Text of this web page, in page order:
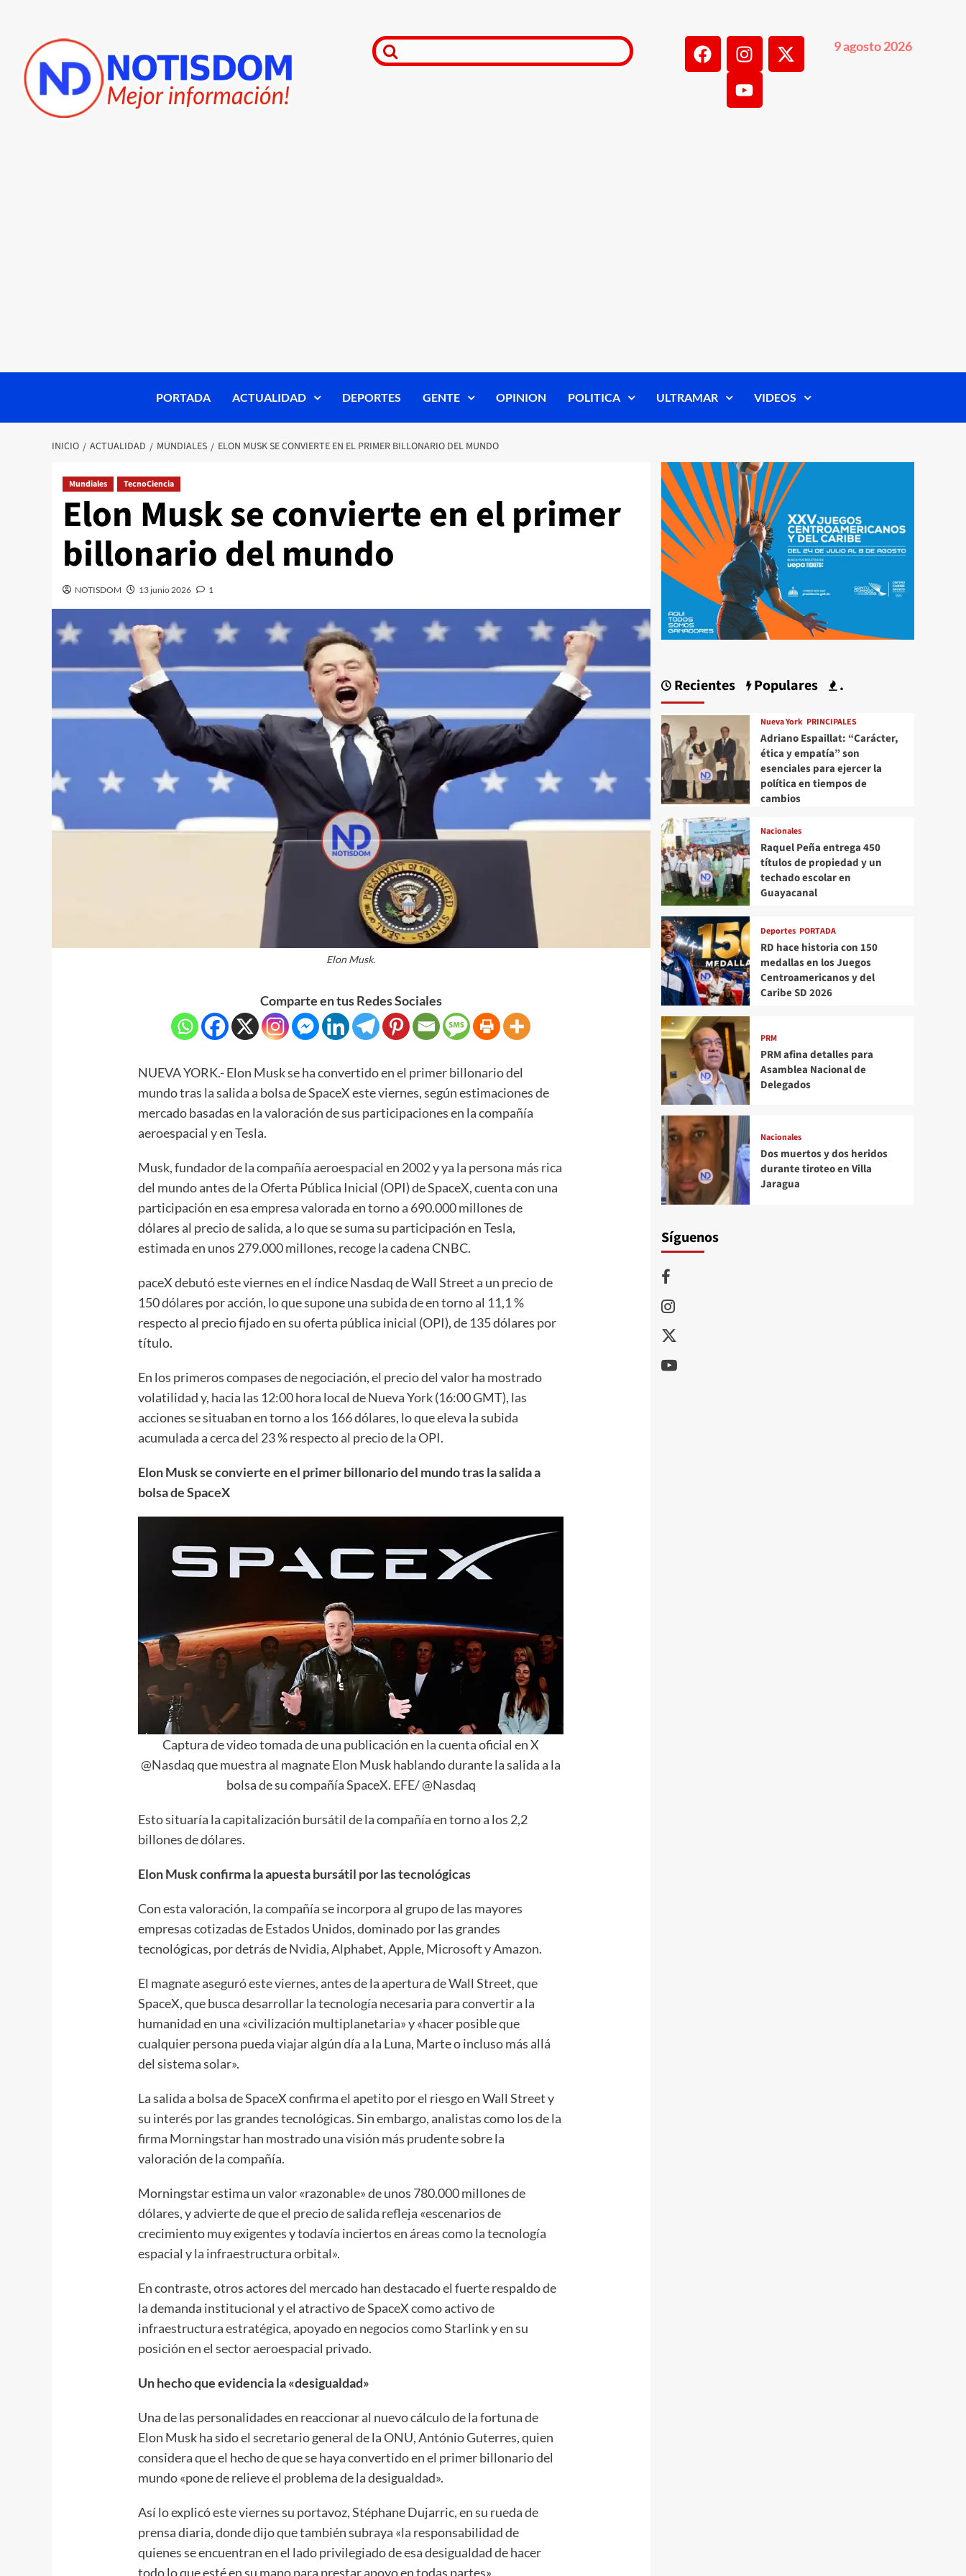
9 agosto 2026
PORTADA ACTUALIDAD DEPORTES GENTE OPINION POLITICA ULTRAMAR VIDEOS
INICIO ACTUALIDAD MUNDIALES ELON MUSK SE CONVIERTE EN EL PRIMER BILLONARIO DEL MUNDO
Mundiales TecnoCiencia
Elon Musk se convierte en el primer
billonario del mundo
NOTISDOM 13 junio 2026 1
Elon Musk.
Comparte en tus Redes Sociales
NUEVA YORK.- Elon Musk se ha convertido en el primer billonario del
mundo tras la salida a bolsa de SpaceX este viernes, según estimaciones de
mercado basadas en la valoración de sus participaciones en la compañía
aeroespacial y en Tesla.
Musk, fundador de la compañía aeroespacial en 2002 y ya la persona más rica
del mundo antes de la Oferta Pública Inicial (OPI) de SpaceX, cuenta con una
participación en esa empresa valorada en torno a 690.000 millones de
dólares al precio de salida, a lo que se suma su participación en Tesla,
estimada en unos 279.000 millones, recoge la cadena CNBC.
paceX debutó este viernes en el índice Nasdaq de Wall Street a un precio de
150 dólares por acción, lo que supone una subida de en torno al 11,1 %
respecto al precio fijado en su oferta pública inicial (OPI), de 135 dólares por
título.
En los primeros compases de negociación, el precio del valor ha mostrado
volatilidad y, hacia las 12:00 hora local de Nueva York (16:00 GMT), las
acciones se situaban en torno a los 166 dólares, lo que eleva la subida
acumulada a cerca del 23 % respecto al precio de la OPI.
Elon Musk se convierte en el primer billonario del mundo tras la salida a
bolsa de SpaceX
Captura de video tomada de una publicación en la cuenta oficial en X
@Nasdaq que muestra al magnate Elon Musk hablando durante la salida a la
bolsa de su compañía SpaceX. EFE/ @Nasdaq
Esto situaría la capitalización bursátil de la compañía en torno a los 2,2
billones de dólares.
Elon Musk confirma la apuesta bursátil por las tecnológicas
Con esta valoración, la compañía se incorpora al grupo de las mayores
empresas cotizadas de Estados Unidos, dominado por las grandes
tecnológicas, por detrás de Nvidia, Alphabet, Apple, Microsoft y Amazon.
El magnate aseguró este viernes, antes de la apertura de Wall Street, que
SpaceX, que busca desarrollar la tecnología necesaria para convertir a la
humanidad en una «civilización multiplanetaria» y «hacer posible que
cualquier persona pueda viajar algún día a la Luna, Marte o incluso más allá
del sistema solar».
La salida a bolsa de SpaceX confirma el apetito por el riesgo en Wall Street y
su interés por las grandes tecnológicas. Sin embargo, analistas como los de la
firma Morningstar han mostrado una visión más prudente sobre la
valoración de la compañía.
Morningstar estima un valor «razonable» de unos 780.000 millones de
dólares, y advierte de que el precio de salida refleja «escenarios de
crecimiento muy exigentes y todavía inciertos en áreas como la tecnología
espacial y la infraestructura orbital».
En contraste, otros actores del mercado han destacado el fuerte respaldo de
la demanda institucional y el atractivo de SpaceX como activo de
infraestructura estratégica, apoyado en negocios como Starlink y en su
posición en el sector aeroespacial privado.
Un hecho que evidencia la «desigualdad»
Una de las personalidades en reaccionar al nuevo cálculo de la fortuna de
Elon Musk ha sido el secretario general de la ONU, António Guterres, quien
considera que el hecho de que se haya convertido en el primer billonario del
mundo «pone de relieve el problema de la desigualdad».
Así lo explicó este viernes su portavoz, Stéphane Dujarric, en su rueda de
prensa diaria, donde dijo que también subraya «la responsabilidad de
quienes se encuentran en el lado privilegiado de esa desigualdad de hacer
todo lo que esté en su mano para prestar apoyo en todas partes».
Recientes Populares .
Nueva York PRINCIPALES
Adriano Espaillat: “Carácter,
ética y empatía” son
esenciales para ejercer la
política en tiempos de
cambios
Nacionales
Raquel Peña entrega 450
títulos de propiedad y un
techado escolar en
Guayacanal
Deportes PORTADA
RD hace historia con 150
medallas en los Juegos
Centroamericanos y del
Caribe SD 2026
PRM
PRM afina detalles para
Asamblea Nacional de
Delegados
Nacionales
Dos muertos y dos heridos
durante tiroteo en Villa
Jaragua
Síguenos